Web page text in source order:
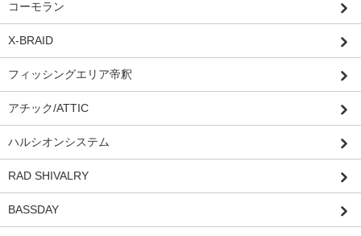
コーモラン
X-BRAID
フィッシングエリア帝釈
アチック/ATTIC
ハルシオンシステム
RAD SHIVALRY
BASSDAY